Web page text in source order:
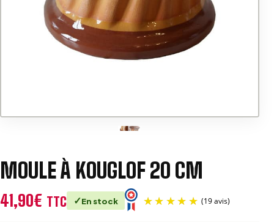
MOULE À KOUGLOF 20 CM
41,90€ TTC En stock